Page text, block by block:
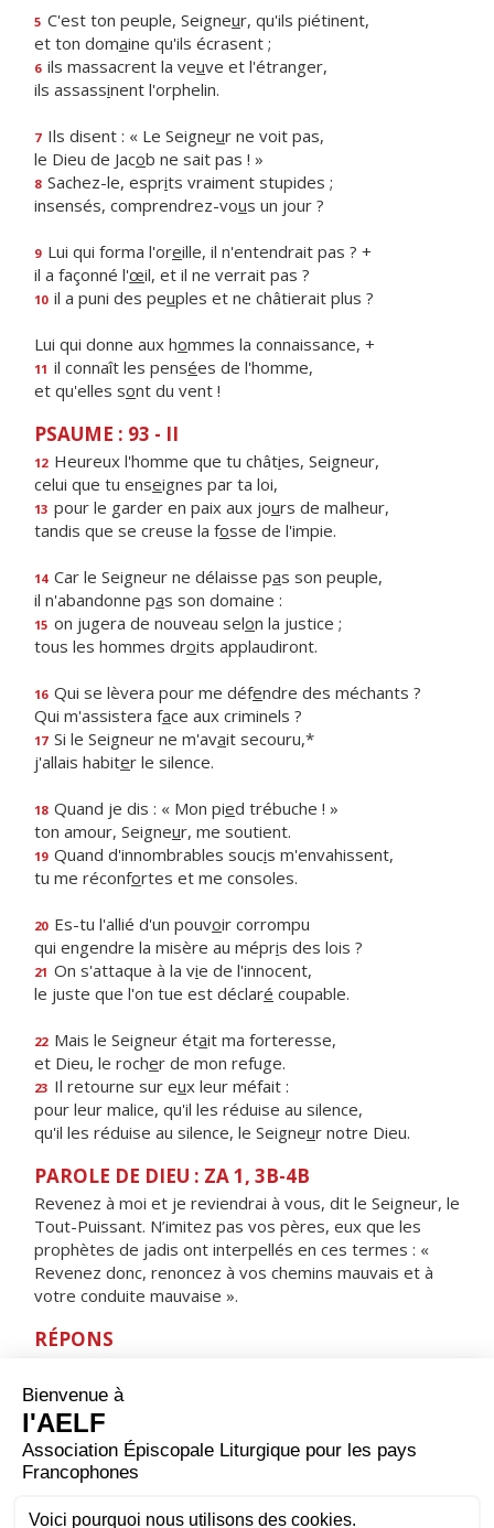
5 C'est ton peuple, Seigneur, qu'ils piétinent,
et ton domaine qu'ils écrasent ;
6 ils massacrent la veuve et l'étranger,
ils assassinent l'orphelin.
7 Ils disent : « Le Seigneur ne voit pas,
le Dieu de Jacob ne sait pas ! »
8 Sachez-le, esprits vraiment stupides ;
insensés, comprendrez-vous un jour ?
9 Lui qui forma l'oreille, il n'entendrait pas ? +
il a façonné l'œil, et il ne verrait pas ?
10 il a puni des peuples et ne châtierait plus ?
Lui qui donne aux hommes la connaissance, +
11 il connaît les pensées de l'homme,
et qu'elles sont du vent !
PSAUME : 93 - II
12 Heureux l'homme que tu châties, Seigneur,
celui que tu enseignes par ta loi,
13 pour le garder en paix aux jours de malheur,
tandis que se creuse la fosse de l'impie.
14 Car le Seigneur ne délaisse pas son peuple,
il n'abandonne pas son domaine :
15 on jugera de nouveau selon la justice ;
tous les hommes droits applaudiront.
16 Qui se lèvera pour me défendre des méchants ?
Qui m'assistera face aux criminels ?
17 Si le Seigneur ne m'avait secouru,*
j'allais habiter le silence.
18 Quand je dis : « Mon pied trébuche ! »
ton amour, Seigneur, me soutient.
19 Quand d'innombrables soucis m'envahissent,
tu me réconfortes et me consoles.
20 Es-tu l'allié d'un pouvoir corrompu
qui engendre la misère au mépris des lois ?
21 On s'attaque à la vie de l'innocent,
le juste que l'on tue est déclaré coupable.
22 Mais le Seigneur était ma forteresse,
et Dieu, le rocher de mon refuge.
23 Il retourne sur eux leur méfait :
pour leur malice, qu'il les réduise au silence,
qu'il les réduise au silence, le Seigneur notre Dieu.
PAROLE DE DIEU : ZA 1, 3B-4B
Revenez à moi et je reviendrai à vous, dit le Seigneur, le
Tout-Puissant. N’imitez pas vos pères, eux que les
prophètes de jadis ont interpellés en ces termes : «
Revenez donc, renoncez à vos chemins mauvais et à
votre conduite mauvaise ».
RÉPONS
enlève tous mes péchés.
ORAISON
Accorde-nous, Seigneur, de savoir commencer
saintement, par une journée de jeûne, notre